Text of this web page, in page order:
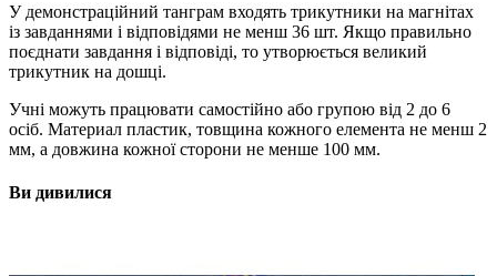
У демонстраційний танграм входять трикутники на магнітах
із завданнями і відповідями не менш 36 шт. Якщо правильно
поєднати завдання і відповіді, то утворюється великий
трикутник на дошцi.
Учні можуть працювати самостійно або групою від 2 до 6
осіб. Материал пластик, товщина кожного елемента не менш 2
мм, а довжина кожної сторони не менше 100 мм.
Ви дивилися